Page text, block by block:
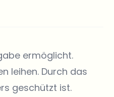
ermöglicht.
leihen. Durch das
geschützt ist.